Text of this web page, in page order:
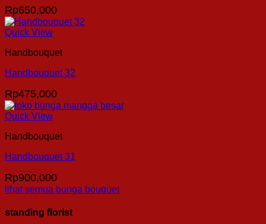
Rp650,000
Quick View
Handbouquet
Handbouquet 32
Rp475,000
Quick View
Handbouquet
Handbouquet 31
Rp900,000
lihat semua bunga bouquet
standing florist